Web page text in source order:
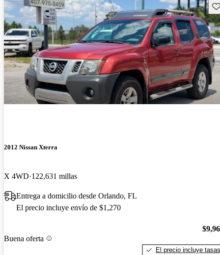
2012 Nissan Xterra
X 4WD 122,631 millas
Entrega a domicilio desde Orlando, FL
El precio incluye envío de $1,270
Buena oferta
El precio incluye tasas